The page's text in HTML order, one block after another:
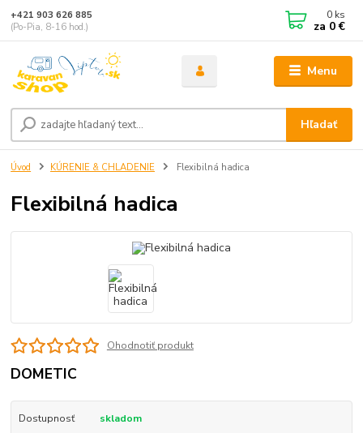
Menu
Hľadať
+421 903 626 885
(Po-Pia, 8-16 hod.)
0 ks
za 0 €
Úvod KÚRENIE & CHLADENIE Flexibilná hadica
Flexibilná hadica
Ohodnotiť produkt
DOMETIC
Dostupnosť skladom